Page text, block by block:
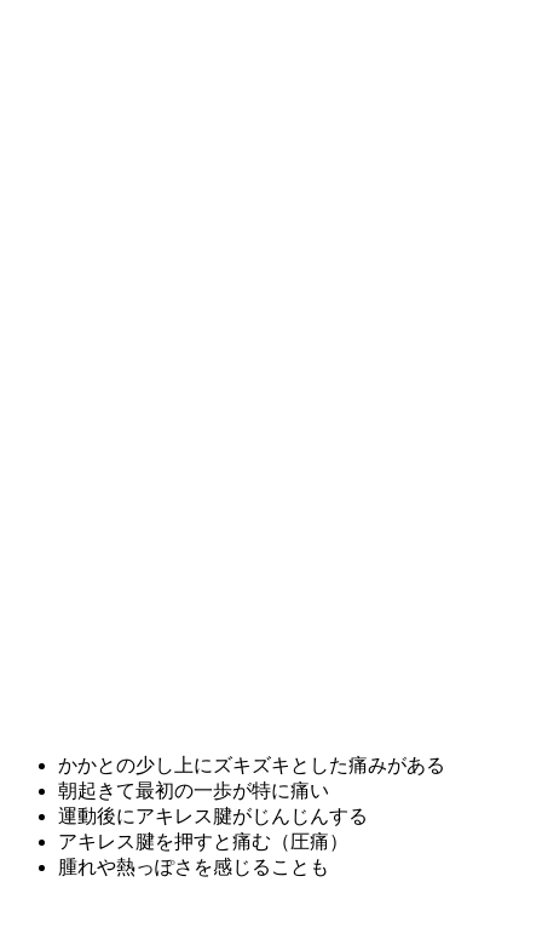
かかとの少し上にズキズキとした痛みがある
朝起きて最初の一歩が特に痛い
運動後にアキレス腱がじんじんする
アキレス腱を押すと痛む（圧痛）
腫れや熱っぽさを感じることも